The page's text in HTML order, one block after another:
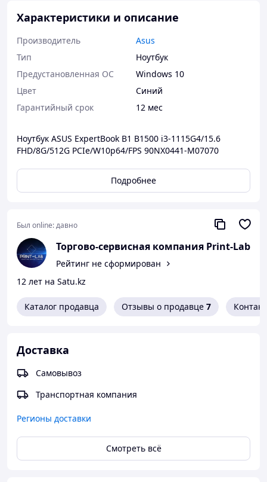
Характеристики и описание
Производитель
Asus
Тип
Ноутбук
Предустановленная ОС
Windows 10
Цвет
Синий
Гарантийный срок
12 мес
Ноутбук ASUS ExpertBook B1 B1500 i3-1115G4/15.6
FHD/8G/512G PCIe/W10p64/FPS 90NX0441-M07070
Подробнее
Был online:давно
Торгово-сервисная компания Print-Lab
Рейтинг не сформирован
12 лет на Satu.kz
Каталог продавца Отзывы о продавце 7
Доставка
Самовывоз
Транспортная компания
Регионы доставки
Смотреть всё